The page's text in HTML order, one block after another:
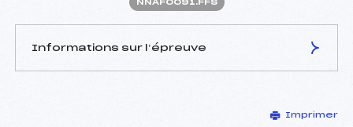
NNAF0091.FFS
Informations sur l’épreuve
–
Imprimer